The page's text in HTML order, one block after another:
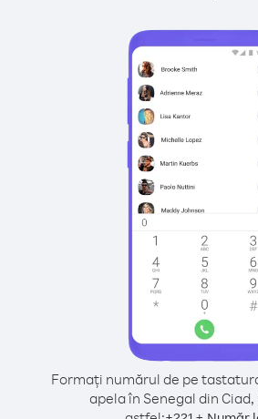
Formați numărul de pe
apela în Senegal din